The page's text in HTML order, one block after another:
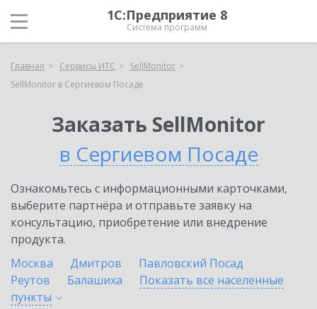
1С:Предприятие 8
Система программ
Главная Сервисы ИТС
SellMonitor
SellMonitor в Сергиевом Посаде
Заказать SellMonitor
в Сергиевом Посаде
Ознакомьтесь с информационными карточками,
выберите партнёра и отправьте заявку на
консультацию, приобретение или внедрение
продукта.
Москва
Дмитров
Павловский Посад
Реутов
Балашиха
Показать все населенные
пункты